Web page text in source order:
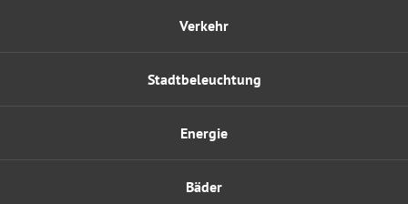
Energie
Verkehr
Bäder
Stadtbeleuchtung